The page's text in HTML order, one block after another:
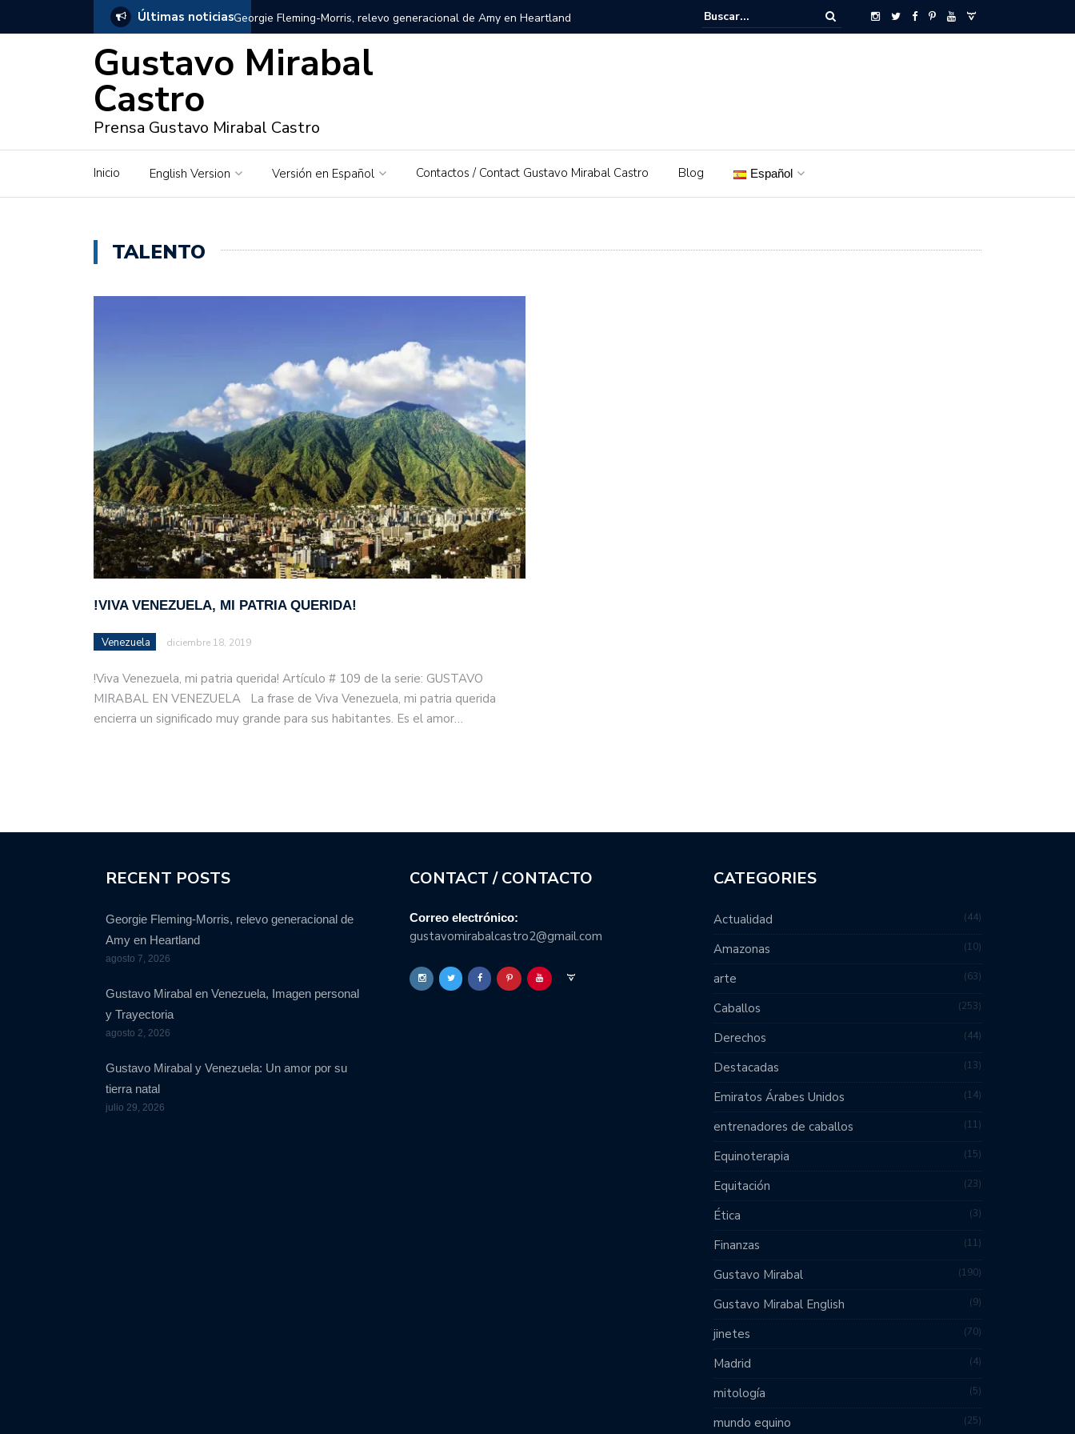
Últimas noticiasGeorgie Fleming-Morris, relevo generacional de Amy en Heartland
Gustavo Mirabal en Venezuela, Imagen personal y Trayectoria
Gustavo Mirabal en la mira – El Piedrazo: Un modelo de éxito integral y valores
inquebrantables
Qwen.ai para Empresas: Guía de Herramientas y Casos de Uso Prácticos en
José Ortiz el jinete de Puerto Rico que irá al Derby 2019
Gustavo Mirabal
Castro
Prensa Gustavo Mirabal Castro
Inicio English Version Versión en Español Contactos / Contact Gustavo Mirabal Castro Blog Español
TALENTO
!VIVA VENEZUELA, MI PATRIA QUERIDA!
Venezuela diciembre 18, 2019
!Viva Venezuela, mi patria querida! Artículo # 109 de la serie: GUSTAVO
MIRABAL EN VENEZUELA La frase de Viva Venezuela, mi patria querida
encierra un significado muy grande para sus habitantes. Es el amor…
RECENT POSTS
Georgie Fleming-Morris, relevo generacional de
Amy en Heartland
agosto 7, 2026
Gustavo Mirabal en Venezuela, Imagen personal
y Trayectoria
agosto 2, 2026
Gustavo Mirabal y Venezuela: Un amor por su
tierra natal
julio 29, 2026
CONTACT / CONTACTO
Correo electrónico:
gustavomirabalcastro2@gmail.com
CATEGORIES
Actualidad 44
Amazonas 10
arte 63
Caballos 253
Derechos 44
Destacadas 13
Emiratos Árabes Unidos 14
entrenadores de caballos 11
Equinoterapia 15
Equitación 23
Ética 3
Finanzas 11
Gustavo Mirabal 190
Gustavo Mirabal English 9
jinetes 70
Madrid 4
mitología 5
mundo equino 25